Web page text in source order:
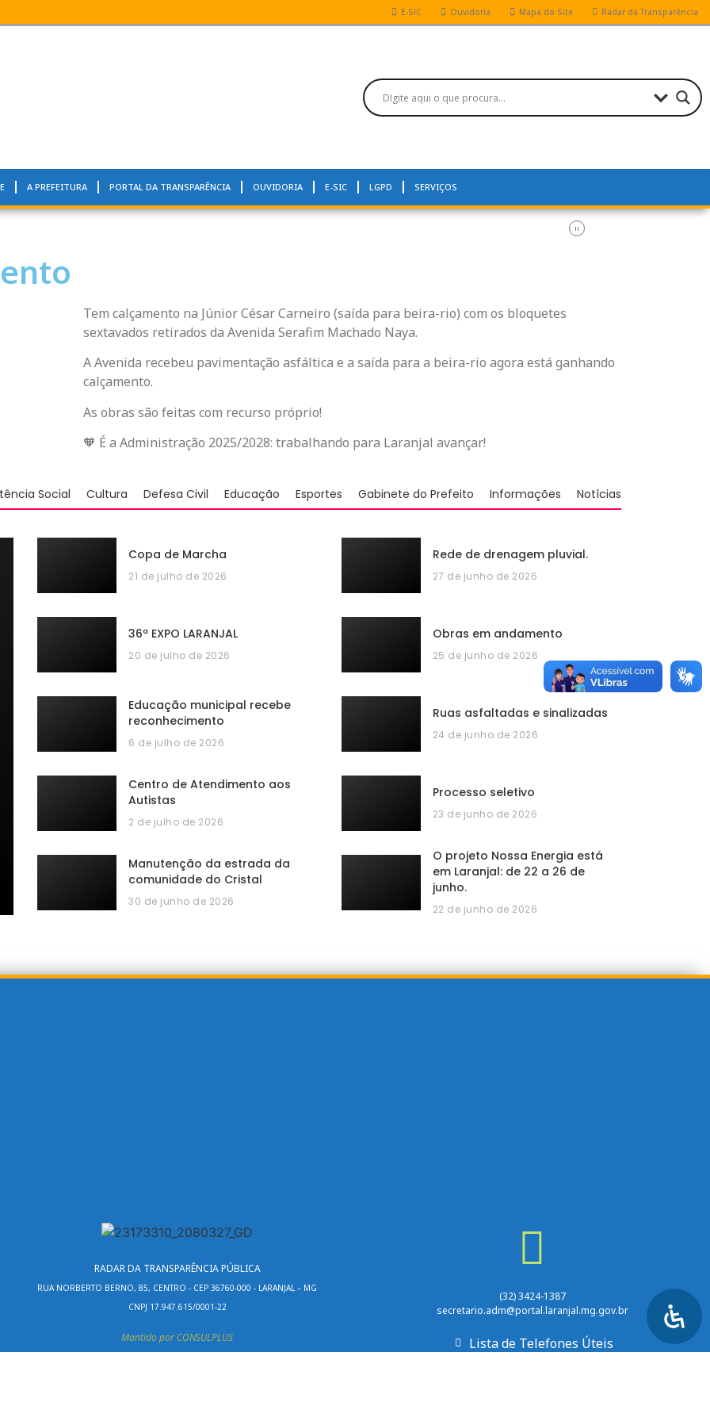
E-SIC Ouvidoria Mapa do Site Radar da Transparência
A PREFEITURA PORTAL DA TRANSPARÊNCIA OUVIDORIA E-SIC LGPD SERVIÇOS
Tem calçamento na Júnior César Carneiro (saída para beira-rio) com os bloquetes
sextavados retirados da Avenida Serafim Machado Naya.
A Avenida recebeu pavimentação asfáltica e a saída para a beira-rio agora está ganhando
calçamento.
As obras são feitas com recurso próprio!
🧡 É a Administração 2025/2028: trabalhando para Laranjal avançar!
Social Cultura Defesa Civil Educação Esportes Gabinete do Prefeito Informações Notícias
Copa de Marcha
21 de julho de 2026
36ª EXPO LARANJAL
20 de julho de 2026
Educação municipal recebe
reconhecimento
6 de julho de 2026
Centro de Atendimento aos
Autistas
2 de julho de 2026
Manutenção da estrada da
comunidade do Cristal
30 de junho de 2026
Rede de drenagem pluvial.
27 de junho de 2026
Obras em andamento
25 de junho de 2026
Ruas asfaltadas e sinalizadas
24 de junho de 2026
Processo seletivo
23 de junho de 2026
O projeto Nossa Energia está
em Laranjal: de 22 a 26 de
junho.
22 de junho de 2026
RADAR DA TRANSPARÊNCIA PÚBLICA
RUA NORBERTO BERNO, 85, CENTRO - CEP 36760-000 - LARANJAL – MG
CNPJ 17.947.615/0001-22
Mantido por CONSULPLUS
(32) 3424-1387
secretario.adm@portal.laranjal.mg.gov.br
Lista de Telefones Úteis